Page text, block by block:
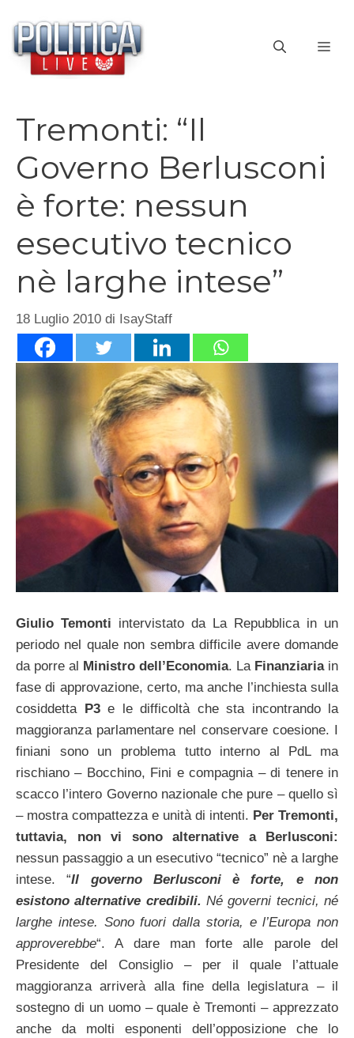
contenuto
Tremonti: “Il
Governo Berlusconi
è forte: nessun
esecutivo tecnico
nè larghe intese”
18 Luglio 2010 di IsayStaff
Giulio Temonti intervistato da La Repubblica in un
periodo nel quale non sembra difficile avere domande
da porre al Ministro dell’Economia. La Finanziariain
fase di approvazione, certo, ma anche l’inchiesta sulla
cosiddetta P3 e le difficoltà che sta incontrando la
maggioranza parlamentare nel conservare coesione. I
finiani sono un problema tutto interno al PdL ma
rischiano – Bocchino, Fini e compagnia – di tenere in
scacco l’intero Governo nazionale che pure – quello sì
– mostra compattezza e unità di intenti. Per Tremonti,
tuttavia, non vi sono alternative a Berlusconi:
nessun passaggio a un esecutivo “tecnico” nè a larghe
intese. “Il governo Berlusconi è forte, e non
esistono alternative credibili. Né governi tecnici, né
larghe intese. Sono fuori dalla storia, e l’Europa non
approverebbe“. A dare man forte alle parole del
Presidente del Consiglio – per il quale l’attuale
maggioranza arriverà alla fine della legislatura – il
sostegno di un uomo – quale è Tremonti – apprezzato
anche da molti esponenti dell’opposizione che lo